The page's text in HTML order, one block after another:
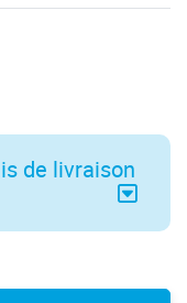
de livraison